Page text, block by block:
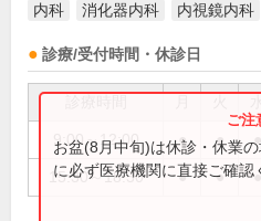
内科 消化器内科 内視鏡内科
診療/受付時間・休診日
9:00～12:00 ● ● ●
15:30～18:30 ● ● ●
お盆(8月中旬)は休診・休業
に必ず医療機関に直接ご確認